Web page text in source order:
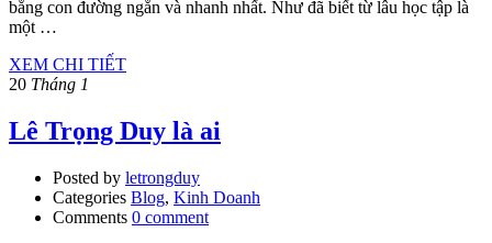
bằng con đường ngắn và nhanh nhất. Như đã biết từ lâu học tập là
một …
XEM CHI TIẾT
20 Tháng 1
Lê Trọng Duy là ai
Posted by letrongduy
Categories Blog, Kinh Doanh
Comments 0 comment